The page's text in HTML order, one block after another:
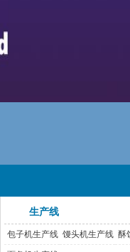
生产线
包子机生产线 馒头机生产线 酥